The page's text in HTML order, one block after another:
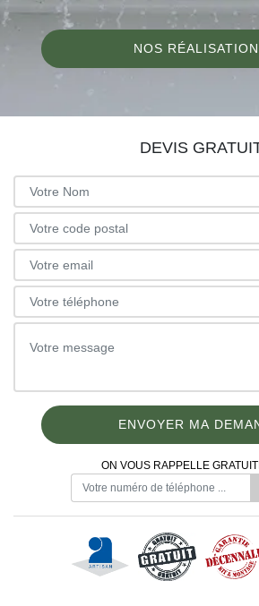
NOS
DEVIS
ON VOUS RAPPELLE